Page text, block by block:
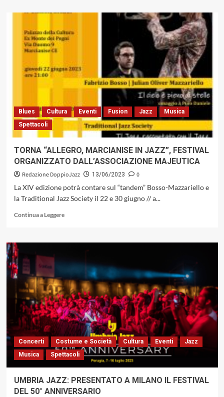
su
il
festival
Piceno,
dal
30
al
30
luglio
Blues Cultura Eventi Fusion Jazz
Musica
Spettacoli
TORNA “ALLEGRO, MARCIANISE IN JAZZ”, FESTIVAL
ORGANIZZATO DALL’ASSOCIAZIONE MAJEUTICA
Redazione DoppioJazz 13/06/2023
0
La XIV edizione potrà contare sul “tandem” Bosso-Mazzariello e
la Traditional Jazz Society il 22 e 30 giugno // a...
Continua a LeggereLeggi
su
“ALLEGRO,
MARCIANISE
IN
JAZZ”,
FESTIVAL
ORGANIZZATO
DALL’ASSOCIAZIONE
MAJEUTICA
Concerti Costume e Società Cultura Eventi
Jazz
Musica
Spettacoli
UMBRIA JAZZ: PRESENTATO A MILANO IL FESTIVAL
DEL 50° ANNIVERSARIO